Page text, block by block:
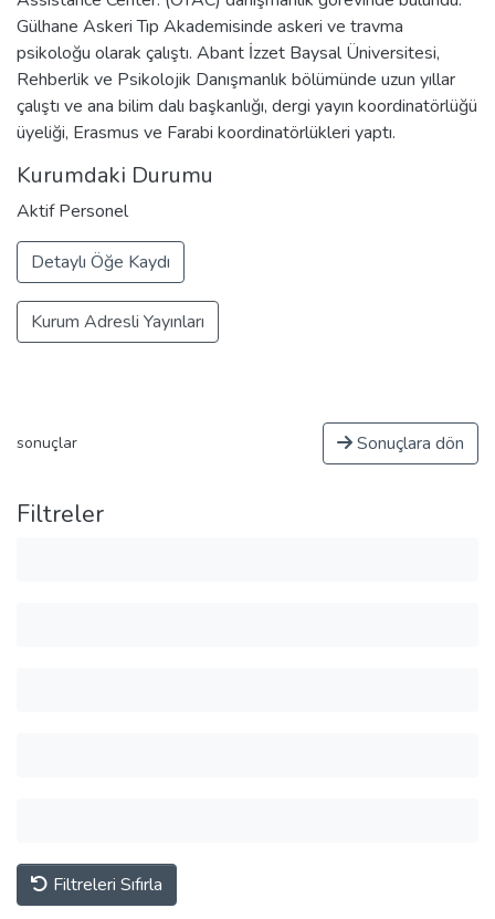
Gülhane Askeri Tıp Akademisinde askeri ve travma
psikoloğu olarak çalıştı. Abant İzzet Baysal Üniversitesi,
Rehberlik ve Psikolojik Danışmanlık bölümünde uzun yıllar
çalıştı ve ana bilim dalı başkanlığı, dergi yayın koordinatörlüğü
üyeliği, Erasmus ve Farabi koordinatörlükleri yaptı.
Kurumdaki Durumu
Aktif Personel
Detaylı Öğe Kaydı
Kurum Adresli Yayınları
sonuçlar Sonuçlara dön
Filtreler
Filtreleri Sıfırla